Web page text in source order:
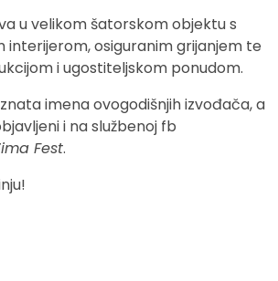
u velikom šatorskom objektu s
interijerom, osiguranim grijanjem te
i ugostiteljskom ponudom.
imena ovogodišnjih izvođača, a
i na službenoj fb
Fest.